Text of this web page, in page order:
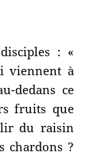
: «
viennent à
dedans ce
fruits que
du raisin
chardons ?